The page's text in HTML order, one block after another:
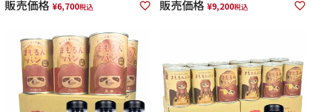
販売価格 ¥6,700税込 販売価格 ¥9,200税込